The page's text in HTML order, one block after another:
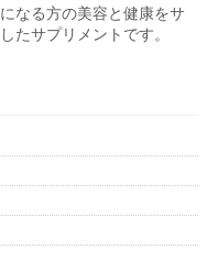
なる方の美容と健康をサ
たサプリメントです。